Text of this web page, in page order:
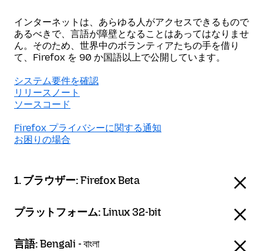
インターネットは、あらゆる人がアクセスできるもので
あるべきで、言語が障壁となることはあってはなりませ
ん。そのため、世界中のボランティアたちの手を借り
て、Firefox を 90 か国語以上で公開しています。
システム要件を確認
リリースノート
ソースコード
Firefox プライバシーに関する通知
お困りの場合
1. ブラウザー:Firefox Beta
プラットフォーム:Linux 32-bit
言語:Bengali - বাংলা